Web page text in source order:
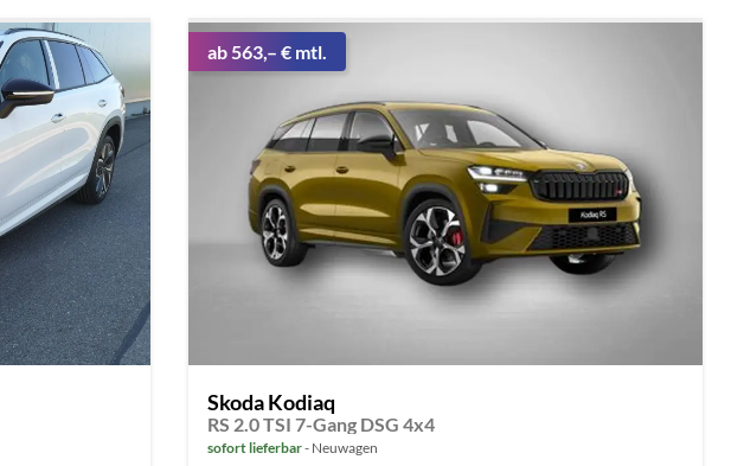
ab 563,– € mtl.
Skoda Kodiaq
RS 2.0 TSI 7-Gang DSG 4x4
sofort lieferbar Neuwagen